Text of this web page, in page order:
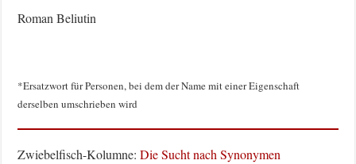
Roman Beliutin
*Ersatzwort für Personen, bei dem der Name mit einer Eigenschaft
derselben umschrieben wird
Zwiebelfisch-Kolumne:Die Sucht nach Synonymen